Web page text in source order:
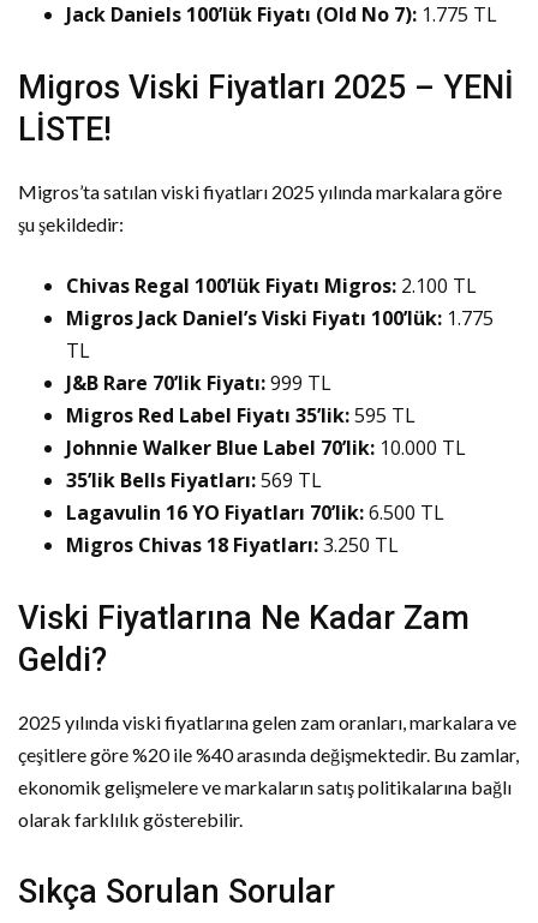
Jack Daniels 100’lük Fiyatı (Old No 7): 1.775 TL
Migros Viski Fiyatları 2025 – YENİ
LİSTE!
Migros’ta satılan viski fiyatları 2025 yılında markalara göre
şu şekildedir:
Chivas Regal 100’lük Fiyatı Migros: 2.100 TL
Migros Jack Daniel’s Viski Fiyatı 100’lük: 1.775
TL
J&B Rare 70’lik Fiyatı:999 TL
Migros Red Label Fiyatı 35’lik:595 TL
Johnnie Walker Blue Label 70’lik: 10.000 TL
35’lik Bells Fiyatları:569 TL
Lagavulin 16 YO Fiyatları 70’lik:6.500 TL
Migros Chivas 18 Fiyatları:3.250 TL
Viski Fiyatlarına Ne Kadar Zam
Geldi?
2025 yılında viski fiyatlarına gelen zam oranları, markalara ve
çeşitlere göre %20 ile %40 arasında değişmektedir. Bu zamlar,
ekonomik gelişmelere ve markaların satış politikalarına bağlı
olarak farklılık gösterebilir.
Sıkça Sorulan Sorular